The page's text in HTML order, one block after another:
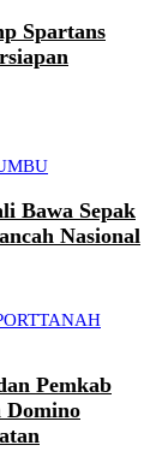
Spartans
Bawa Sepak
Nasional
TANAH
Pemkab
Domino